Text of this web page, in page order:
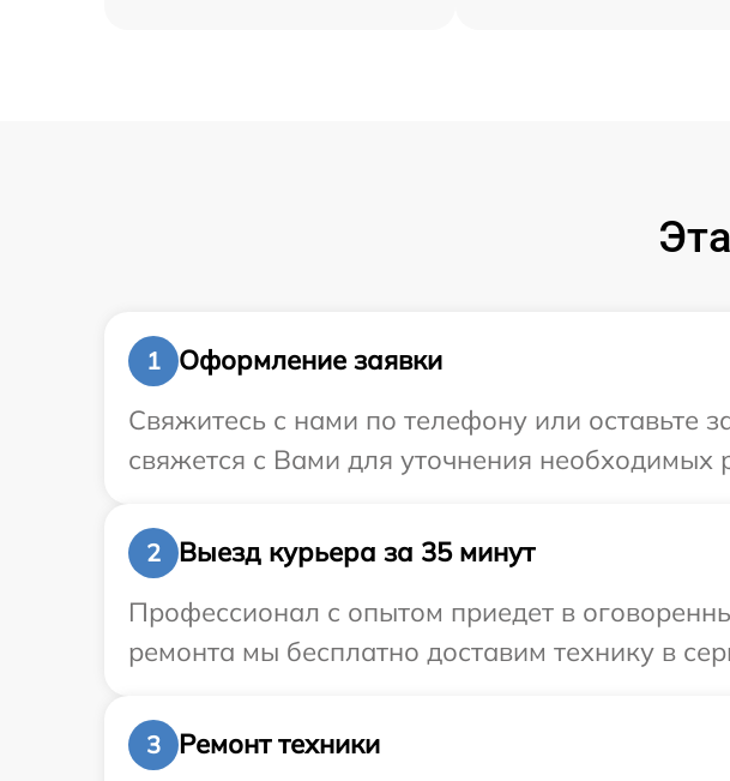
1
Оформление заявки
Свяжитесь с нами по телефону или оставьте
свяжется с Вами для уточнения необходимых
2
Выезд курьера за 35 минут
Профессионал с опытом приедет в
ремонта мы бесплатно доставим технику в
3
Ремонт техники